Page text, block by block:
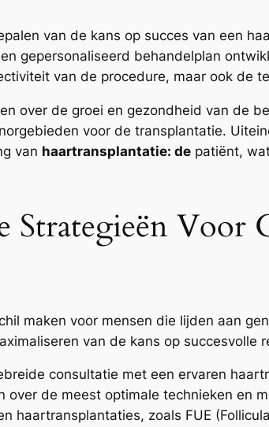
van de kans op succes van een
gepersonaliseerd behandelplan
van de procedure, maar ook de
over de groei en gezondheid van de
voor de transplantatie.
van haartransplantatie: de patiënt,
Strategieën Voor
maken voor mensen die lijden aan
van de kans op succesvolle
consultatie met een ervaren
de meest optimale technieken en
haartransplantaties, zoals FUE